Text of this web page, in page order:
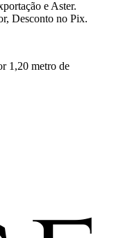
e Aster.
Desconto no Pix.
1,20 metro de